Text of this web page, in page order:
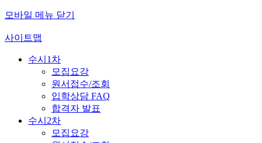
모바일 메뉴 닫기
사이트맵
수시1차
모집요강
원서접수/조회
입학상담 FAQ
합격자 발표
수시2차
모집요강